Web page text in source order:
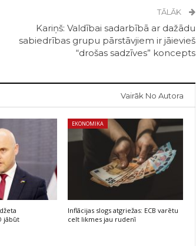
TĀLĀK
Kariņš: Valdībai sadarbībā ar dažādu
sabiedrības grupu pārstāvjiem ir jāievieš
“drošas sadzīves” koncepts
Vairāk No Autora
jābūt
EKONOMIKA
Inflācijas slogs atgriežas: ECB varētu
celt likmes jau rudenī